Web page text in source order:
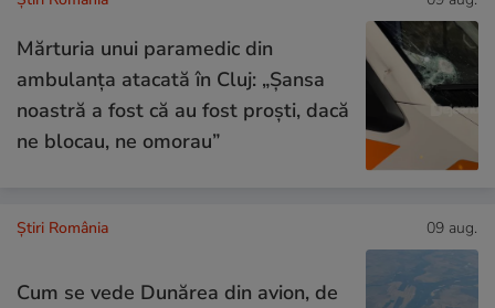
Mărturia unui paramedic din
ambulanța atacată în Cluj: „Șansa
noastră a fost că au fost proști, dacă
ne blocau, ne omorau”
Știri România 09 aug.
Cum se vede Dunărea din avion, de